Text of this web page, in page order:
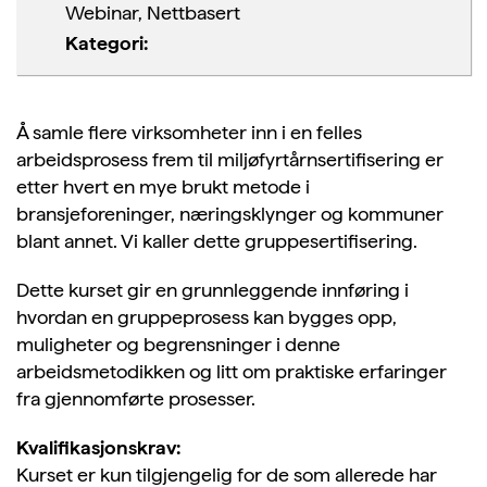
Webinar, Nettbasert
Kategori:
Å samle flere virksomheter inn i en felles
arbeidsprosess frem til miljøfyrtårnsertifisering er
etter hvert en mye brukt metode i
bransjeforeninger, næringsklynger og kommuner
blant annet. Vi kaller dette gruppesertifisering.
Dette kurset gir en grunnleggende innføring i
hvordan en gruppeprosess kan bygges opp,
muligheter og begrensninger i denne
arbeidsmetodikken og litt om praktiske erfaringer
fra gjennomførte prosesser.
Kvalifikasjonskrav:
Kurset er kun tilgjengelig for de som allerede har